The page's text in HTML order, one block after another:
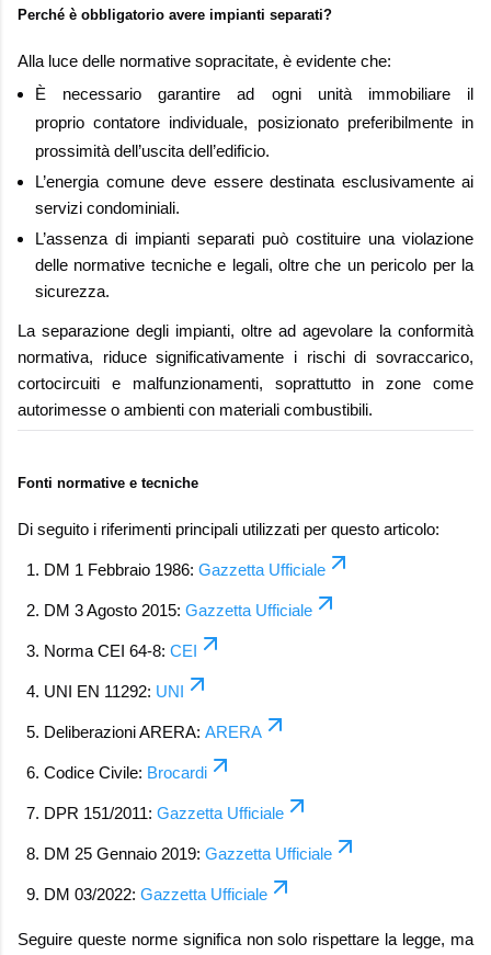
Perché è obbligatorio avere impianti separati?
Alla luce delle normative sopracitate, è evidente che:
È necessario garantire ad ogni unità immobiliare il
propriocontatore individuale, posizionato preferibilmente in
prossimità dell’uscita dell’edificio.
L’energia comune deve essere destinata esclusivamente ai
servizi condominiali.
L’assenza di impianti separati può costituire una violazione
delle normative tecniche e legali, oltre che un pericolo per la
sicurezza.
La separazione degli impianti, oltre ad agevolare la conformità
normativa, riduce significativamente i rischi di sovraccarico,
cortocircuiti e malfunzionamenti, soprattutto in zone come
autorimesse o ambienti con materiali combustibili.
Fonti normative e tecniche
Di seguito i riferimenti principali utilizzati per questo articolo:
DM 1 Febbraio 1986: Gazzetta Ufficiale
DM 3 Agosto 2015: Gazzetta Ufficiale
Norma CEI 64-8: CEI
UNI EN 11292: UNI
Deliberazioni ARERA: ARERA
Codice Civile: Brocardi
DPR 151/2011: Gazzetta Ufficiale
DM 25 Gennaio 2019: Gazzetta Ufficiale
DM 03/2022: Gazzetta Ufficiale
Seguire queste norme significa non solo rispettare la legge, ma